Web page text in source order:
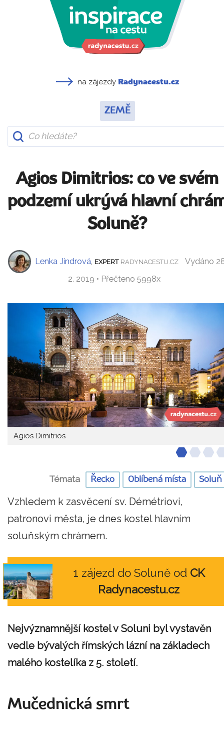
na zájezdy Radynacestu.cz
ZEMĚ
Agios Dimitrios: co ve svém
podzemí ukrývá hlavní
Soluně?
Lenka Jindrová EXPERT RADYNACESTU.CZ
Vydáno
2. 2019 • Přečteno 5998x
Agios Dimitrios
Témata Řecko Oblíbená místa Soluň
Vzhledem k zasvěcení sv. Démétriovi,
patronovi města, je dnes kostel hlavním
soluňským chrámem.
1 zájezd do Soluně od CK
Radynacestu.cz
Nejvýznamnější kostel v Soluni byl vystavěn
vedle bývalých římských lázní na základech
malého kostelíka z 5. století.
Mučednická smrt